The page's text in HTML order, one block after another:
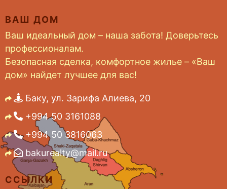
ВАШ ДОМ
Ваш идеальный дом – наша забота! Доверьтесь
профессионалам.
Безопасная сделка, комфортное жилье – «Ваш
дом» найдет лучшее для вас!
Баку, ул. Зарифа Алиева, 20
+994 50 3161088
+994 50 3816063
bakurealty@mail.ru
ССЫЛКИ